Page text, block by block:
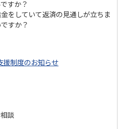
すか？
をしていて返済の見通しが立ちま
すか？
援制度のお知らせ
談